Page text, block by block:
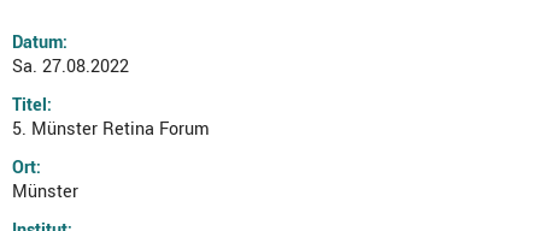
Datum:
Sa. 27.08.2022
Titel:
5. Münster Retina Forum
Ort:
Münster